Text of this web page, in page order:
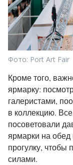
Фото: Port Art Fair
Кроме того,
ярмарку:
галеристами,
в коллекцию.
посоветовали
ярмарки на
прогулку, чтобы
силами.